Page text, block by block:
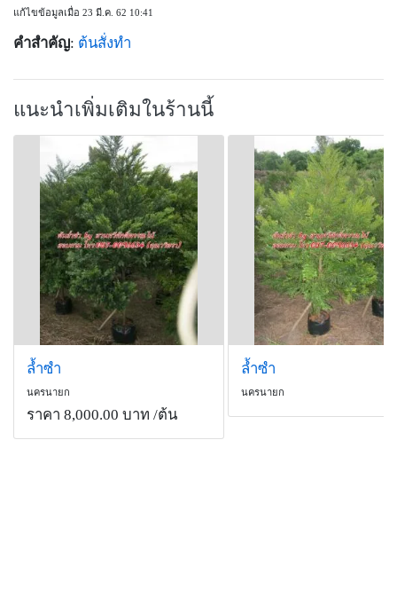
แก้ไขข้อมูลเมื่อ 23 มี.ค. 62 10:41
คำสำคัญ: ต้นสั่งทำ
แนะนำเพิ่มเติมในร้านนี้
ล้ำซำ
นครนายก
ราคา 8,000.00 บาท /ต้น
ล้ำซำ
นครนายก